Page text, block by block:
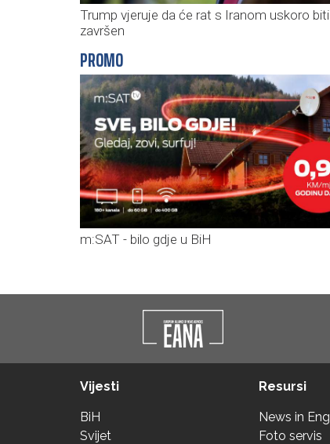
Trump vjeruje da će rat s Iranom uskoro biti
završen
PROMO
m:SAT - bilo gdje u BiH
Vijesti
BiH
Svijet
Resursi
News in
Foto servis